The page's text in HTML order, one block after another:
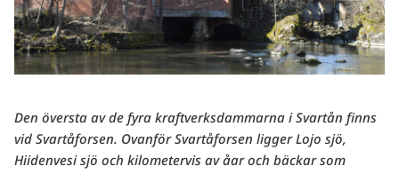
Den översta av de fyra kraftverksdammarna i Svartån finns
vid Svartåforsen. Ovanför Svartåforsen ligger Lojo sjö,
Hiidenvesi sjö och kilometervis av åar och bäckar som